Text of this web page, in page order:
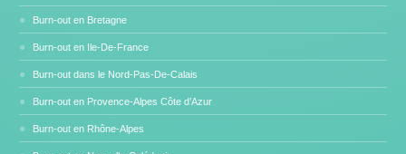
Burn-out en Bretagne
Burn-out en Ile-De-France
Burn-out dans le Nord-Pas-De-Calais
Burn-out en Provence-Alpes Côte d’Azur
Burn-out en Rhône-Alpes